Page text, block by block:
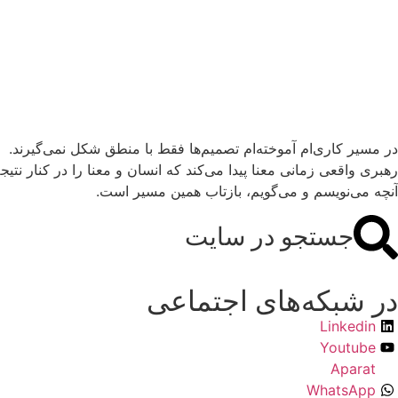
در مسیر کاری‌ام آموخته‌ام تصمیم‌ها فقط با منطق شکل نمی‌گیرند.
رهبری واقعی زمانی معنا پیدا می‌کند که انسان و معنا را در کنار
آنچه می‌نویسم و می‌گویم، بازتاب همین مسیر است.
جستجو در سایت
در شبکه‌های اجتماعی
Linkedin
Youtube
Aparat
WhatsApp